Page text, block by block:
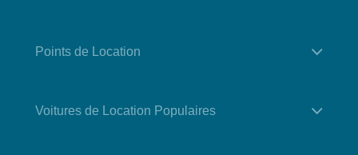
Points de Location
Voitures de Location Populaires